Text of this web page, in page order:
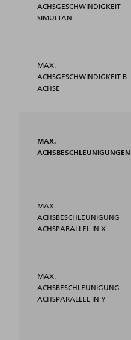
ACHSGESCHWINDIGKEIT
SIMULTAN
MAX.
ACHSGESCHWINDIGKEIT B–
ACHSE
MAX.
ACHSBESCHLEUNIGUNGEN
MAX.
ACHSBESCHLEUNIGUNG
ACHSPARALLEL IN X
MAX.
ACHSBESCHLEUNIGUNG
ACHSPARALLEL IN Y